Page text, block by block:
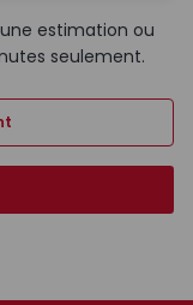
estimation ou
seulement.